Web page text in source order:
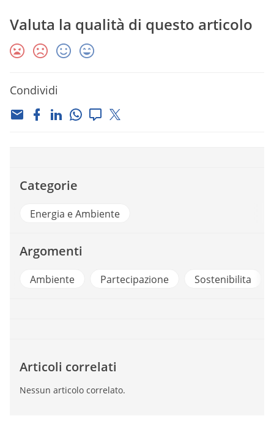
Valuta la qualità di questo articolo
Condividi
Categorie
Energia e Ambiente
Argomenti
Ambiente Partecipazione Sostenibilita
Articoli correlati
Nessun articolo correlato.